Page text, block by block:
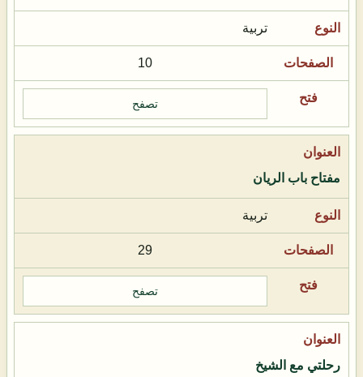
تربية
10
تصفح
مفتاح باب الريان
تربية
29
تصفح
رحلتي مع الشيخ